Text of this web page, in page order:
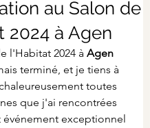
au Salon de
2024 à Agen
l'Habitat 2024 à Agen
terminé, et je tiens à
toutes
que j'ai rencontrées
événement exceptionnel